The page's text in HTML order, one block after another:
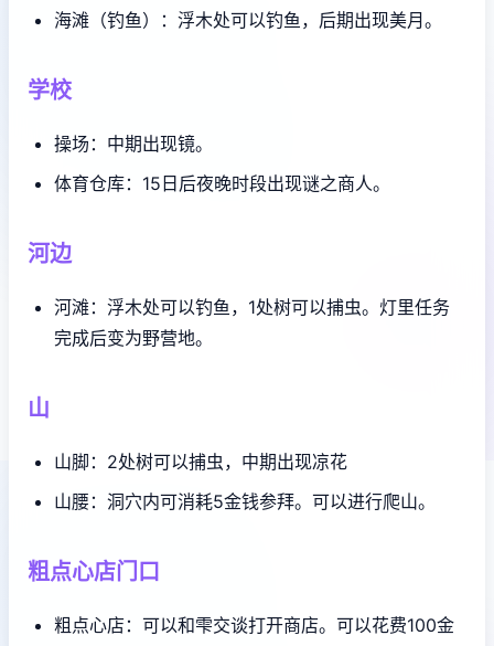
海滩（钓鱼）：浮木处可以钓鱼，后期出现美月。
学校
操场：中期出现镜。
体育仓库：15日后夜晚时段出现谜之商人。
河边
河滩：浮木处可以钓鱼，1处树可以捕虫。灯里任务
完成后变为野营地。
山
山脚：2处树可以捕虫，中期出现凉花
山腰：洞穴内可消耗5金钱参拜。可以进行爬山。
粗点心店门口
粗点心店：可以和雫交谈打开商店。可以花费100金